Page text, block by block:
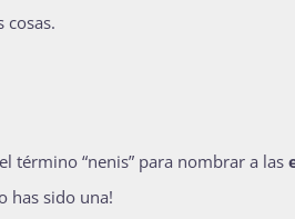
cosas.
término “nenis” para nombrar a las
has sido una!